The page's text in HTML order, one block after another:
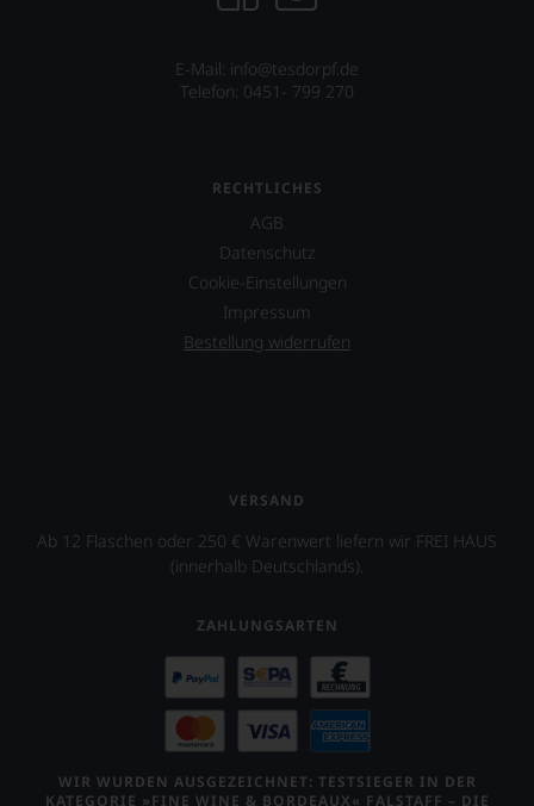
E-Mail: info@tesdorpf.de
Telefon: 0451- 799 270
RECHTLICHES
AGB
Datenschutz
Cookie-Einstellungen
Impressum
Bestellung widerrufen
VERSAND
Ab 12 Flaschen oder 250 € Warenwert liefern wir FREI HAUS
(innerhalb Deutschlands).
ZAHLUNGSARTEN
WIR WURDEN AUSGEZEICHNET: TESTSIEGER IN DER
KATEGORIE »FINE WINE & BORDEAUX« FALSTAFF – DIE